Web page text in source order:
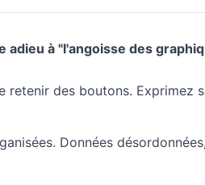
adieu à "l'angoisse des
retenir des boutons. Exprimez
Données